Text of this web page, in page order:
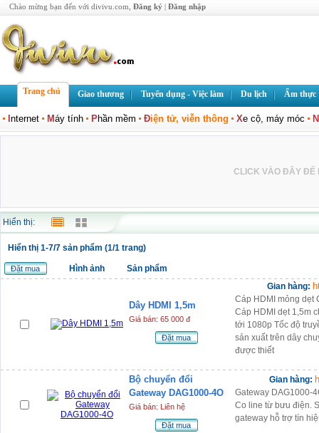
Chào mừng bạn đến với divivu.com, Đăng ký | Đăng nhập
Trang chủ Giao thương Tuyển dụng - Việc làm Du lịch Ẩm thực
nternet Máy tính Phần mềm Điện tử, viễn thông Xe cộ, máy móc N
CLICK VÀO ĐÂY ĐỂ
Hiển thị:
Hiển thị 1-7/7 sản phẩm (1/1 trang)
Đặt mua Hình ảnh Sản phẩm
Dây HDMI 1,5m
Giá bán: 65 000 đ
Đặt mua
Gian hàng:
Cáp HDMI mỏng dẹt
Cáp HDMI dẹt 1,5m
tới 1080p Tốc độ
sản xuất trên dây
được thiết
Bộ chuyển đổi
Gateway DAG1000-4O
Giá bán: Liên hệ
Đặt mua
Gian hàng:
Gateway DAG1000-
Co line từ bưu điện.
gateway hỗ trợ tín